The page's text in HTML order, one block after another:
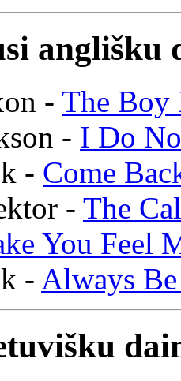
anglišku
- The Boy
- I Do
- Come
- The
You Feel
- Always